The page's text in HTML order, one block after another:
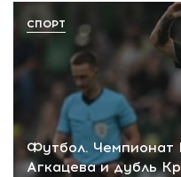
Футбол. Чемпионат
Агкацева и дубль
СПОРТ